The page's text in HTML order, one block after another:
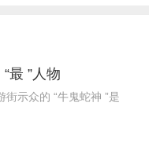
最 ”人物
街示众的 “牛鬼蛇神 ”是